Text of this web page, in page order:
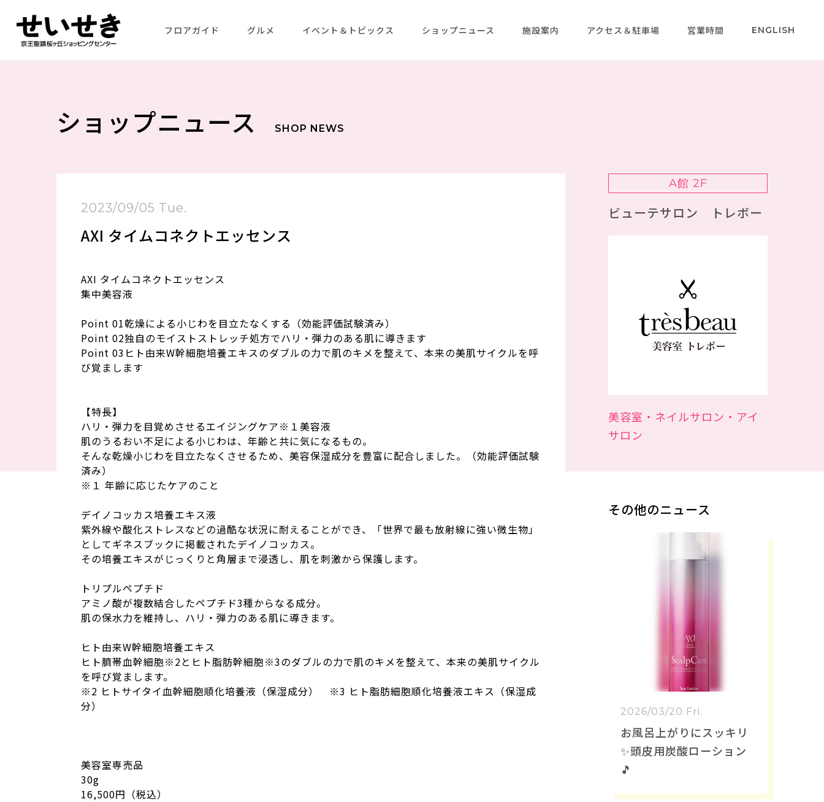
フロアガイド グルメ イベント＆トピックス ショップニュース 施設案内 アクセス＆駐車場 営業時間 ENGLISH
ショップニュース SHOP NEWS
A館 2F
ビューテサロン トレボー
美容室・ネイルサロン・アイ
サロン
2023/09/05 Tue.
AXI タイムコネクトエッセンス
AXI タイムコネクトエッセンス
集中美容液
Point 01乾燥による小じわを目立たなくする（効能評価試験済み）
Point 02独自のモイストストレッチ処方でハリ・弾力のある肌に導きます
Point 03ヒト由来W幹細胞培養エキスのダブルの力で肌のキメを整えて、本来の美肌サイクルを呼
び覚まします
【特長】
ハリ・弾力を目覚めさせるエイジングケア※１美容液
肌のうるおい不足による小じわは、年齢と共に気になるもの。
そんな乾燥小じわを目立たなくさせるため、美容保湿成分を豊富に配合しました。（効能評価試験
済み）
※１ 年齢に応じたケアのこと
デイノコッカス培養エキス液
紫外線や酸化ストレスなどの過酷な状況に耐えることができ、「世界で最も放射線に強い微生物」
としてギネスブックに掲載されたデイノコッカス。
その培養エキスがじっくりと角層まで浸透し、肌を刺激から保護します。
トリプルペプチド
アミノ酸が複数結合したペプチド3種からなる成分。
肌の保水力を維持し、ハリ・弾力のある肌に導きます。
ヒト由来W幹細胞培養エキス
ヒト臍帯血幹細胞※2とヒト脂肪幹細胞※3のダブルの力で肌のキメを整えて、本来の美肌サイクル
を呼び覚まします。
※2 ヒトサイタイ血幹細胞順化培養液（保湿成分） ※3 ヒト脂肪細胞順化培養液エキス（保湿成
分）
美容室専売品
30g
16,500円（税込）
その他のニュース
2026/03/20 Fri.
お風呂上がりにスッキリ
✨頭皮用炭酸ローション
🎵